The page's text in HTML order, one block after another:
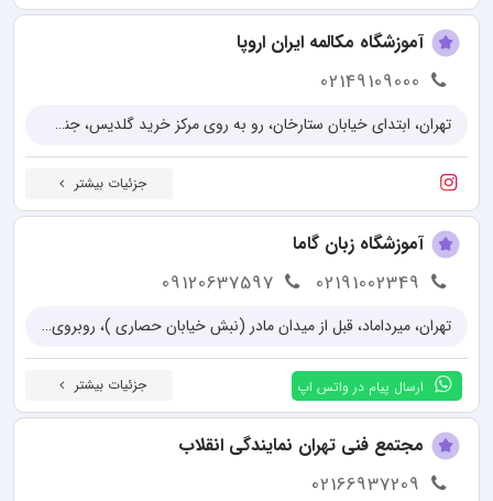
آموزشگاه مکالمه ایران اروپا
02149109000
تهران، ابتدای خیابان ستارخان، رو به روی مرکز خرید گلدیس، جنب بانک پارسیان
جزئیات بیشتر
آموزشگاه زبان گاما
02191002349
09120637597
تهران، میرداماد، قبل از میدان مادر (نبش خیابان حصاری )، روبروی لایکو، پلاک ۱۴۰، طبقه چهارم غربی
ارسال پیام در واتس اپ جزئیات بیشتر
مجتمع فنی تهران نمایندگی انقلاب
02166937209